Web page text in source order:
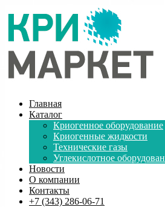
Главная
Каталог
Криогенное оборудование
Криогенные жидкости
Технические газы
Углекислотное
Новости
О компании
Контакты
+7 (343) 286-06-71